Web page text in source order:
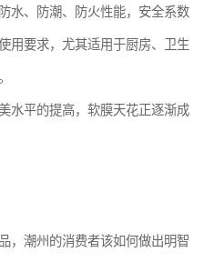
水、防潮、防火性能，安全系数
用要求，尤其适用于厨房、卫生
水平的提高，软膜天花正逐渐成
，潮州的消费者该如何做出明智